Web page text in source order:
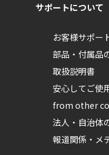
サポートについて
お客様サポー
部品・付属品
取扱説明書
安心してご使
from other
法人・自治体
報道関係・メ